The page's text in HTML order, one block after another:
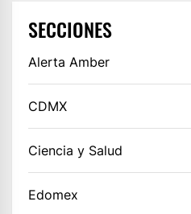
SECCIONES
Alerta Amber
CDMX
Ciencia y Salud
Edomex